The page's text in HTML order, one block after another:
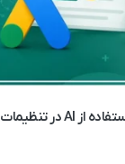
گوگل ادز هوشمندتر شد؛ استفاده از AI در تنظیمات